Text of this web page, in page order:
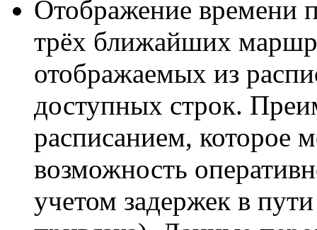
Отображение времени
трёх ближайших
отображаемых из
доступных строк.
расписанием, которое
возможность
учетом задержек в